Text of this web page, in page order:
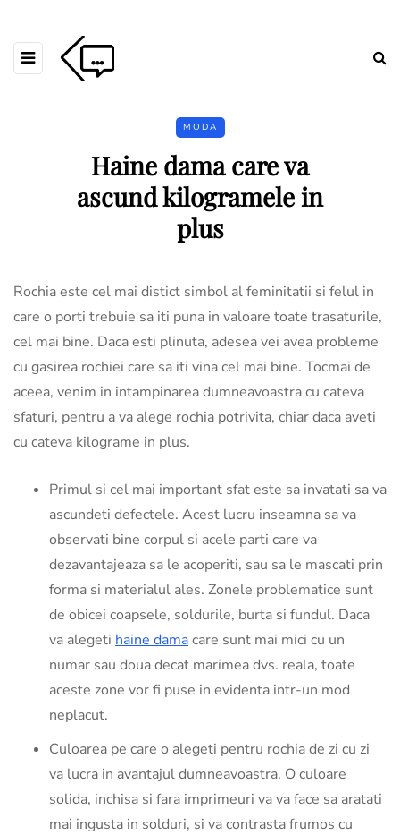
MODA
Haine dama care va
ascund kilogramele in
plus
Rochia este cel mai distict simbol al feminitatii si felul in
care o porti trebuie sa iti puna in valoare toate trasaturile,
cel mai bine. Daca esti plinuta, adesea vei avea probleme
cu gasirea rochiei care sa iti vina cel mai bine. Tocmai de
aceea, venim in intampinarea dumneavoastra cu cateva
sfaturi, pentru a va alege rochia potrivita, chiar daca aveti
cu cateva kilograme in plus.
Primul si cel mai important sfat este sa invatati sa va
ascundeti defectele. Acest lucru inseamna sa va
observati bine corpul si acele parti care va
dezavantajeaza sa le acoperiti, sau sa le mascati prin
forma si materialul ales. Zonele problematice sunt
de obicei coapsele, soldurile, burta si fundul. Daca
va alegeti haine damacare sunt mai mici cu un
numar sau doua decat marimea dvs. reala, toate
aceste zone vor fi puse in evidenta intr-un mod
neplacut.
Culoarea pe care o alegeti pentru rochia de zi cu zi
va lucra in avantajul dumneavoastra. O culoare
solida, inchisa si fara imprimeuri va va face sa aratati
mai ingusta in solduri, si va contrasta frumos cu